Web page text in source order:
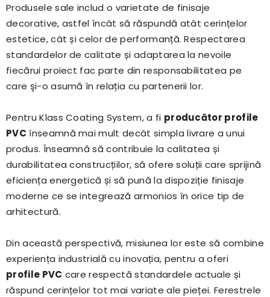
Produsele sale includ o varietate de finisaje
decorative, astfel încât să răspundă atât cerințelor
estetice, cât și celor de performanță. Respectarea
standardelor de calitate și adaptarea la nevoile
fiecărui proiect fac parte din responsabilitatea pe
care şi-o asumă în relația cu partenerii lor.
Pentru Klass Coating System, a fi producător profile
PVC înseamnă mai mult decât simpla livrare a unui
produs. Înseamnă să contribuie la calitatea și
durabilitatea construcțiilor, să ofere soluții care sprijină
eficiența energetică și să pună la dispoziție finisaje
moderne ce se integrează armonios în orice tip de
arhitectură.
Din această perspectivă, misiunea lor este să combine
experiența industrială cu inovația, pentru a oferi
profile PVC care respectă standardele actuale și
răspund cerințelor tot mai variate ale pieței. Ferestrele